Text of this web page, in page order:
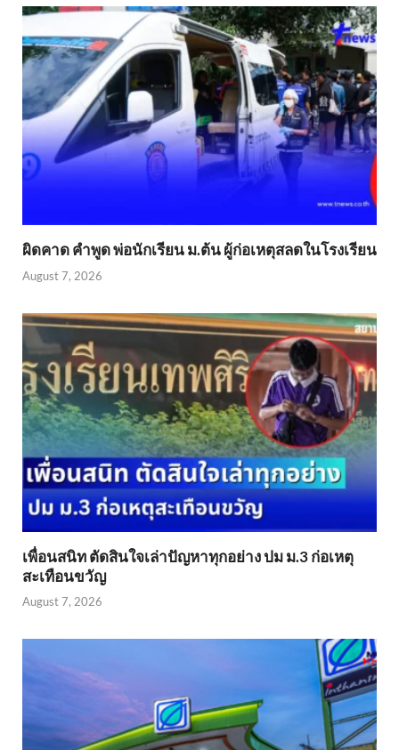
ผิดคาด คำพูด พ่อนักเรียน ม.ต้น ผู้ก่อเหตุสลดในโรงเรียน
August 7, 2026
เพื่อนสนิท ตัดสินใจเล่าปัญหาทุกอย่าง ปม ม.3 ก่อเหตุ
สะเทือนขวัญ
August 7, 2026